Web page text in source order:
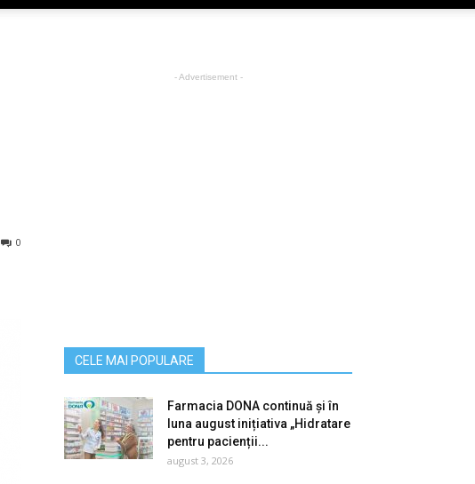
0
- Advertisement -
CELE MAI POPULARE
Farmacia DONA continuă și în
luna august inițiativa „Hidratare
pentru pacienții...
august 3, 2026